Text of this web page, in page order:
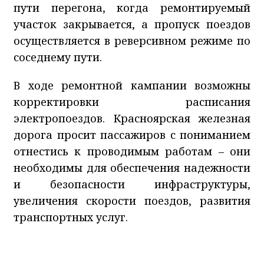
пути перегона, когда ремонтируемый
участок закрывается, а пропуск поездов
осуществляется в реверсивном режиме по
соседнему пути.
В ходе ремонтной кампании возможны
корректировки расписания
электропоездов. Красноярская железная
дорога просит пассажиров с пониманием
отнестись к проводимым работам – они
необходимы для обеспечения надежности
и безопасности инфраструктуры,
увеличения скорости поездов, развития
транспортных услуг.